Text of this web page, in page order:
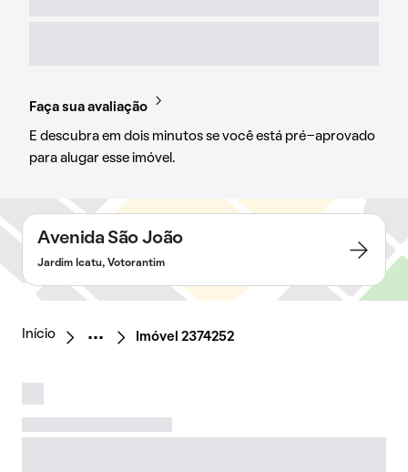
Faça sua avaliação
E descubra em dois minutos se você está pré-aprovado
para alugar esse imóvel.
Avenida São João
Jardim Icatu, Votorantim
Início Imóvel 2374252